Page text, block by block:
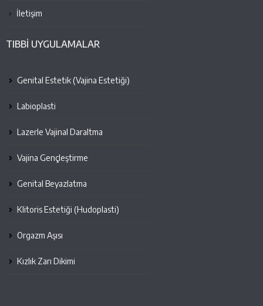
İletişim
TIBBİ UYGULAMALAR
Genital Estetik (Vajina Estetiği)
Labioplasti
Lazerle Vajinal Daraltma
Vajina Gençleştirme
Genital Beyazlatma
Klitoris Estetiği (Hudoplasti)
Orgazm Aşısı
Kızlık Zarı Dikimi